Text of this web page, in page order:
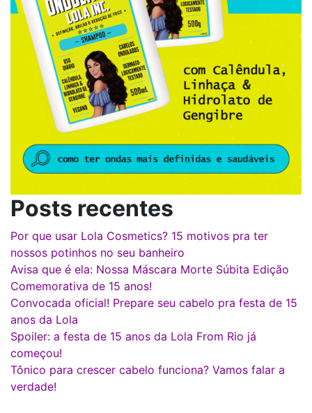
Posts recentes
Por que usar Lola Cosmetics? 15 motivos pra ter
nossos potinhos no seu banheiro
Avisa que é ela: Nossa Máscara Morte Súbita Edição
Comemorativa de 15 anos!
Convocada oficial! Prepare seu cabelo pra festa de 15
anos da Lola
Spoiler: a festa de 15 anos da Lola From Rio já
começou!
Tônico para crescer cabelo funciona? Vamos falar a
verdade!